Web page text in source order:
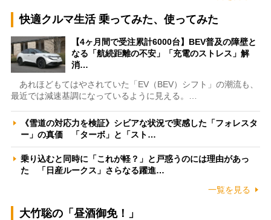
快適クルマ生活 乗ってみた、使ってみた
【4ヶ月間で受注累計6000台】BEV普及の障壁と
なる「航続距離の不安」「充電のストレス」解
消…
あれほどもてはやされていた「EV（BEV）シフト」の潮流も、
最近では減速基調になっているように見える。…
《雪道の対応力を検証》シビアな状況で実感した「フォレスタ
ー」の真価 「ターボ」と「スト…
乗り込むと同時に「これが軽？」と戸惑うのには理由があっ
た 「日産ルークス」さらなる躍進…
一覧を見る
大竹聡の「昼酒御免！」